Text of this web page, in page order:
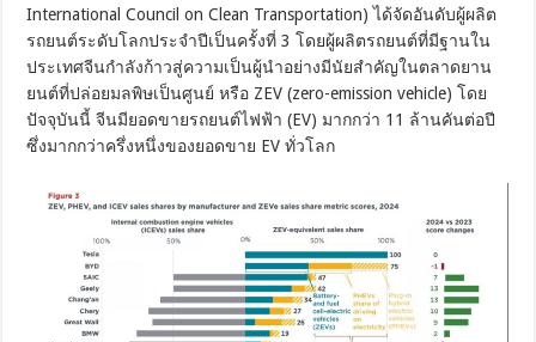
International Council on Clean Transportation) ได้จัดอันดับผู้ผลิต
รถยนต์ระดับโลกประจำปีเป็นครั้งที่ 3 โดยผู้ผลิตรถยนต์ที่มีฐานใน
ประเทศจีนกำลังก้าวสู่ความเป็นผู้นำอย่างมีนัยสำคัญในตลาดยาน
ยนต์ที่ปล่อยมลพิษเป็นศูนย์ หรือ ZEV (zero-emission vehicle) โดย
ปัจจุบันนี้ จีนมียอดขายรถยนต์ไฟฟ้า (EV) มากกว่า 11 ล้านคันต่อปี
ซึ่งมากกว่าครึ่งหนึ่งของยอดขาย EV ทั่วโลก